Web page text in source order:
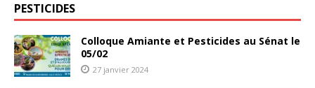
PESTICIDES
Colloque Amiante et Pesticides au Sénat le
05/02
27 janvier 2024